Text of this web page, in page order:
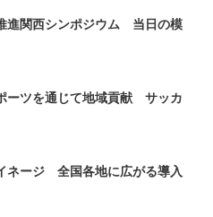
進関西シンポジウム 当日の模
ーツを通じて地域貢献 サッカ
ネージ 全国各地に広がる導入